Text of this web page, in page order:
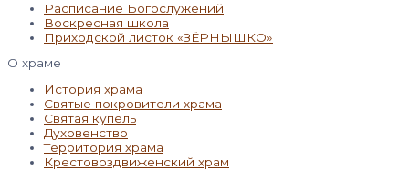
Расписание Богослужений
Воскресная школа
Приходской листок «ЗЁРНЫШКО»
О храме
История храма
Святые покровители храма
Святая купель
Духовенство
Территория храма
Крестовоздвиженский храм